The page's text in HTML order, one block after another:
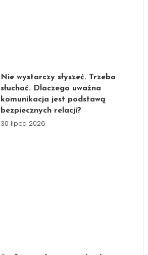
Nie wystarczy słyszeć. Trzeba
słuchać. Dlaczego uważna
komunikacja jest podstawą
bezpiecznych relacji?
30 lipca 2026